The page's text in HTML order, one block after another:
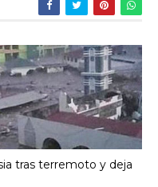
tras terremoto y deja